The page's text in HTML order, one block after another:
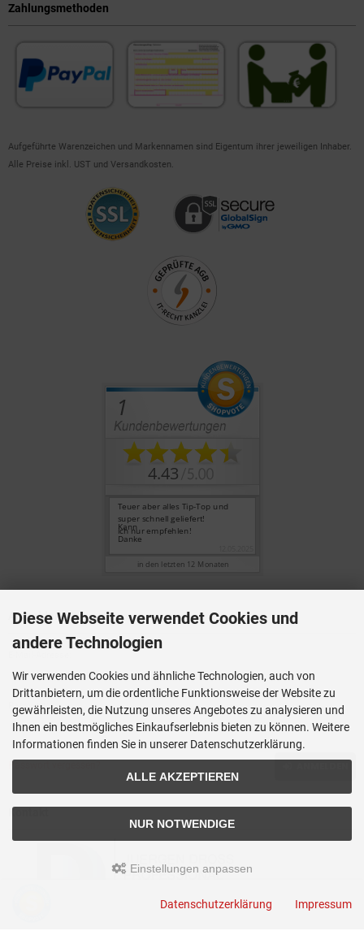
Zahlungsmethoden
Aufgeführte Warenzeichen und Markennamen sind Eigentum ihrer jeweiligen Inhaber.
Alle Preise inkl. UST und Versandkosten.
Anmelden
Passwort:
Passwort vergessen?
Kontakt
Diese Webseite verwendet Cookies und
andere Technologien
Wir verwenden Cookies und ähnliche Technologien, auch von
Drittanbietern, um die ordentliche Funktionsweise der Website zu
gewährleisten, die Nutzung unseres Angebotes zu analysieren und
Ihnen ein bestmögliches Einkaufserlebnis bieten zu können. Weitere
Informationen finden Sie in unserer Datenschutzerklärung.
ALLE AKZEPTIEREN
NUR NOTWENDIGE
Einstellungen anpassen
Datenschutzerklärung Impressum